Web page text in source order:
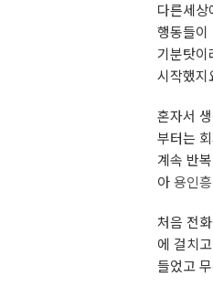
다른세
행동들이
기분탓이
시작했지
혼자서
부터는
계속 반
아용인
처음 전
에 걸치
들었고